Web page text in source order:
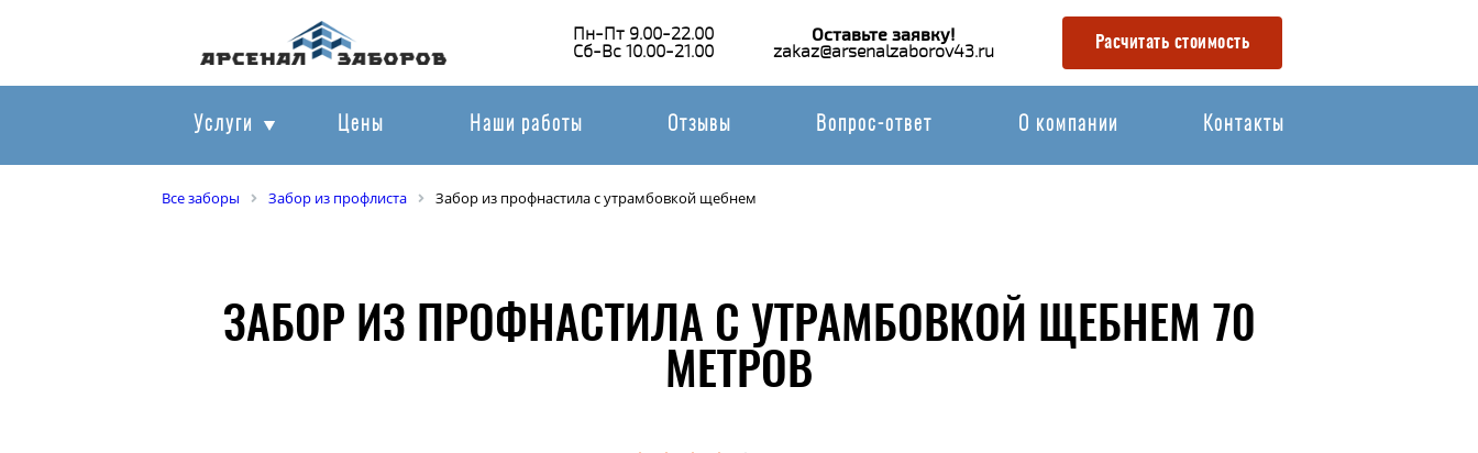
Пн-Пт 9.00-22.00
Сб-Вс 10.00-21.00
Оставьте заявку!
zakaz@arsenalzaborov43.ru Расчитать стоимость
Услуги Цены Наши работы Отзывы Вопрос-ответ О компании Контакты
Все заборы Забор из профлиста Забор из профнастила с утрамбовкой щебнем
ЗАБОР ИЗ ПРОФНАСТИЛА С УТРАМБОВКОЙ ЩЕБНЕМ 70
МЕТРОВ